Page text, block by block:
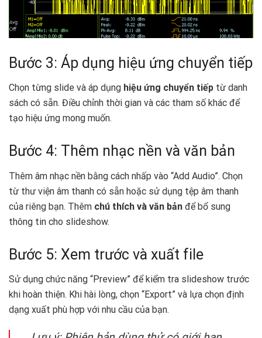
Bước 3: Áp dụng hiệu ứng chuyển tiếp
Chọn từng slide và áp dụng hiệu ứng chuyển tiếp từ danh
sách có sẵn. Điều chỉnh thời gian và các tham số khác để
tạo hiệu ứng mong muốn.
Bước 4: Thêm nhạc nền và văn bản
Thêm âm nhạc nền bằng cách nhấp vào “Add Audio”. Chọn
từ thư viện âm thanh có sẵn hoặc sử dụng tệp âm thanh
của riêng bạn. Thêm chú thích và văn bản để bổ sung
thông tin cho slideshow.
Bước 5: Xem trước và xuất file
Sử dụng chức năng “Preview” để kiểm tra slideshow trước
khi hoàn thiện. Khi hài lòng, chọn “Export” và lựa chọn định
dạng xuất phù hợp với nhu cầu của bạn.